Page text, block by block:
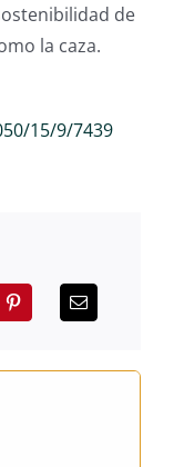
de
la caza.
15/9/7439